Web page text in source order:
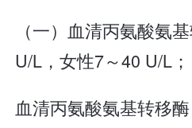
（一）血清丙氨酸氨
U/L，女性7～40 U/L；
血清丙氨酸氨基转移